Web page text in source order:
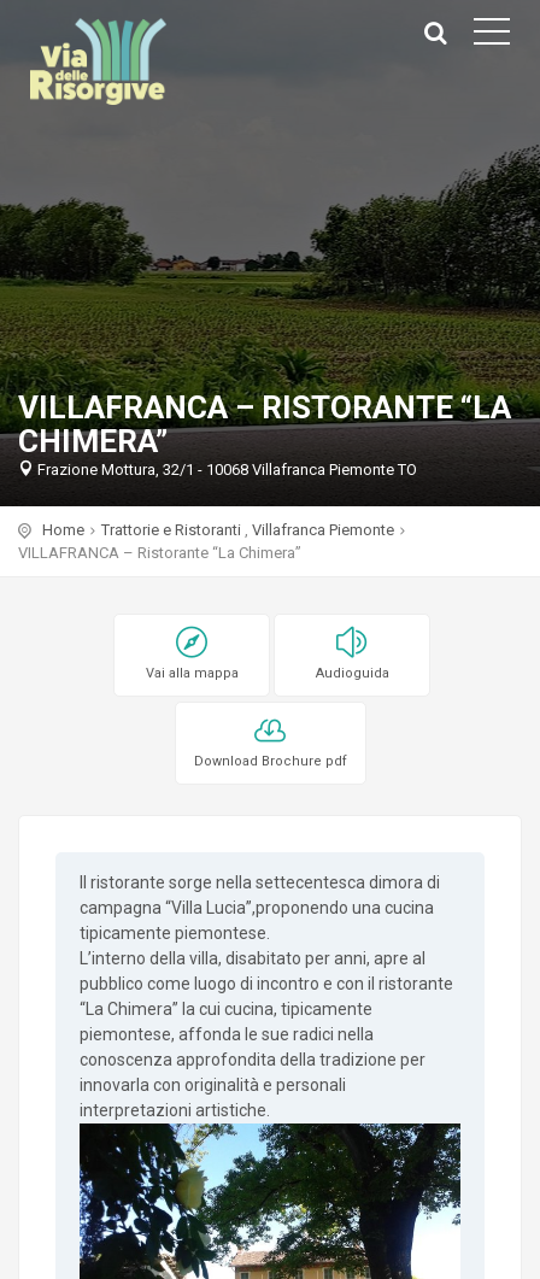
VILLAFRANCA – RISTORANTE “LA
CHIMERA”
Frazione Mottura, 32/1 - 10068 Villafranca Piemonte TO
Home Trattorie e Ristoranti , Villafranca Piemonte
VILLAFRANCA – Ristorante “La Chimera”
Vai alla mappa Audioguida
Download Brochure pdf
Il ristorante sorge nella settecentesca dimora di
campagna “Villa Lucia”,proponendo una cucina
tipicamente piemontese.
L’interno della villa, disabitato per anni, apre al
pubblico come luogo di incontro e con il ristorante
“La Chimera” la cui cucina, tipicamente
piemontese, affonda le sue radici nella
conoscenza approfondita della tradizione per
innovarla con originalità e personali
interpretazioni artistiche.